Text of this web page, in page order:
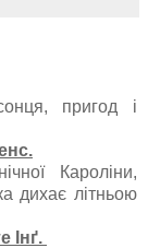
пригод і
Кароліни,
дихає літньою
Інґ.